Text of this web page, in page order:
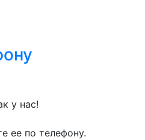
у нас!
ее по телефону.